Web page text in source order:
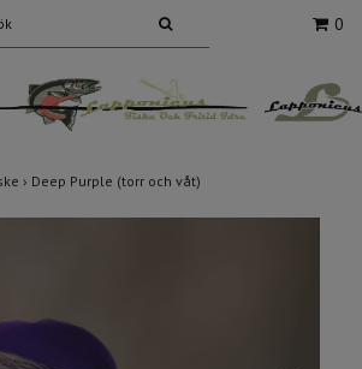
0
› Deep Purple (torr och våt)